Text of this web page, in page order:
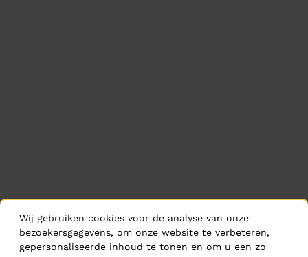
Wij gebruiken cookies voor de analyse van onze
bezoekersgegevens, om onze website te verbeteren,
gepersonaliseerde inhoud te tonen en om u een zo